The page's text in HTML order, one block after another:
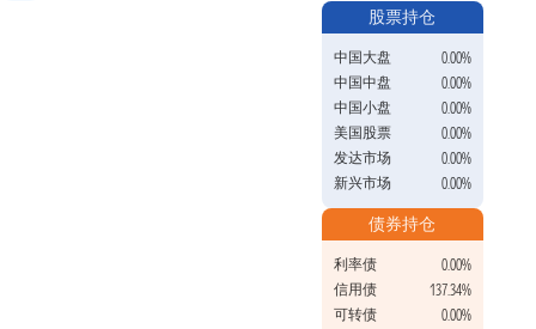
股票持仓
中国大盘
0.00%
中国中盘
0.00%
中国小盘
0.00%
美国股票
0.00%
发达市场
0.00%
新兴市场
0.00%
债券持仓
利率债
0.00%
信用债
137.34%
可转债
0.00%